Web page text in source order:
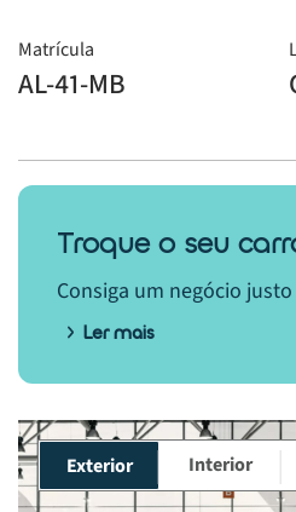
Matrícula
AL-41-MB
Troque o seu
Consiga um negócio
Ler mais
Exterior Interior